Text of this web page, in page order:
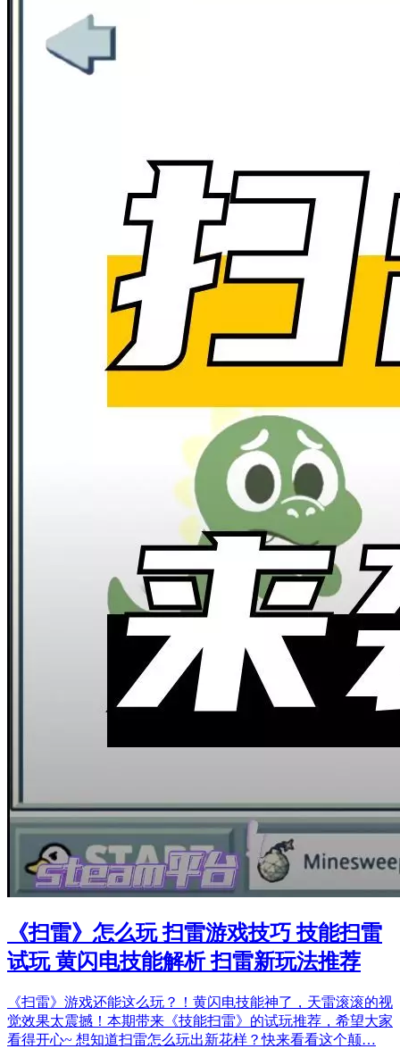
《扫雷》怎么玩 扫雷游戏技巧 技能扫雷
试玩 黄闪电技能解析 扫雷新玩法推荐
《扫雷》游戏还能这么玩？！黄闪电技能神了，天雷滚滚的视
觉效果太震撼！本期带来《技能扫雷》的试玩推荐，希望大家
看得开心~ 想知道扫雷怎么玩出新花样？快来看看这个颠…